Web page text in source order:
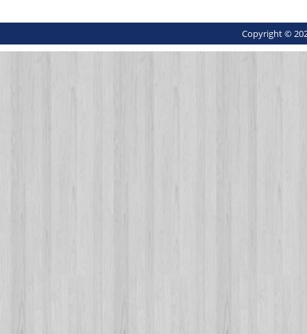
Copyright ©